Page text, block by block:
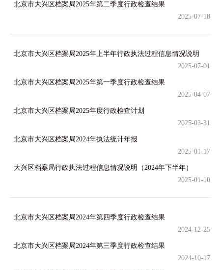
北京市大兴区档案局2025年第二季度行政检查结果
2025-07-18
北京市大兴区档案局2025年上半年行政执法过程信息情况说明
2025-07-01
北京市大兴区档案局2025年第一季度行政检查结果
2025-04-07
北京市大兴区档案局2025年度行政检查计划
2025-03-31
北京市大兴区档案局2024年执法统计年报
2025-01-17
大兴区档案局行政执法过程信息情况说明（2024年下半年）
2025-01-10
北京市大兴区档案局2024年第四季度行政检查结果
2024-12-25
北京市大兴区档案局2024年第三季度行政检查结果
2024-10-17